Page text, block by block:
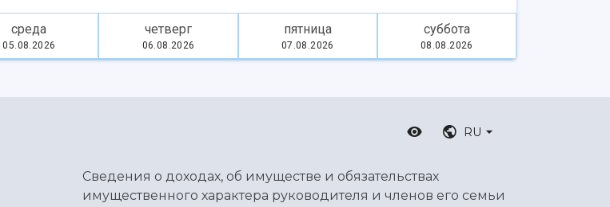
среда
05.08.2026
четверг
06.08.2026
пятница
07.08.2026
суббота
08.08.2026
RU
Сведения о доходах, об имуществе и обязательствах
имущественного характера руководителя и членов его семьи